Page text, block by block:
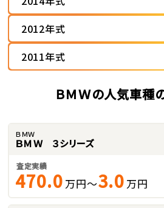
2012年式
2011年式
ＢＭＷの人気車種
ＢＭＷ
ＢＭＷ ３シリーズ
査定実績
470.0 万円～3.0 万円